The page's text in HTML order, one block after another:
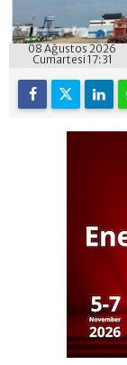
08 Ağustos 2026
Cumartesi 17:31